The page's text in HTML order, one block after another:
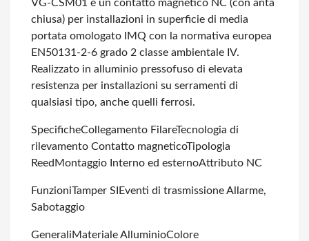
VG-CSM01 è un contatto magnetico NC (con anta
chiusa) per installazioni in superficie di media
portata omologato IMQ con la normativa europea
EN50131-2-6 grado 2 classe ambientale IV.
Realizzato in alluminio pressofuso di elevata
resistenza per installazioni su serramenti di
qualsiasi tipo, anche quelli ferrosi.
SpecificheCollegamento FilareTecnologia di
rilevamento Contatto magneticoTipologia
Reed Montaggio Interno ed esternoAttributo NC
FunzioniTamper SI Eventi di trasmissione Allarme,
Sabotaggio
GeneraliMateriale AlluminioColore